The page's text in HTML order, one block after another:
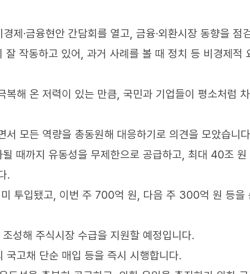
제·금융현안 간담회를 열고, 금융·외환시장 동향을 점
잘 작동하고 있어, 과거 사례를 볼 때 정치 등 비경제적
해 온 저력이 있는 만큼, 국민과 기업들이 평소처럼 차
모든 역량을 총동원해 대응하기로 의견을 모았습니
때까지 유동성을 무제한으로 공급하고, 최대 40조 원
.
투입됐고, 이번 주 700억 원, 다음 주 300억 원 등을
성해 주식시장 수급을 지원할 예정입니다.
고채 단순 매입 등을 즉시 시행합니다.